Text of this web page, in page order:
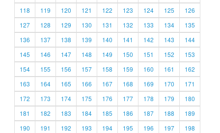
118
119 120 121 122 123 124 125
126
127
128 129 130 131 132 133 134
135
136
137 138 139 140 141 142 143
144
145
146 147 148 149 150 151 152
153
154
155 156 157 158 159 160 161
162
163
164 165 166 167 168 169 170
171
172
173 174 175 176 177 178 179
180
181
182 183 184 185 186 187 188
189
190
191 192 193 194 195 196 197
198